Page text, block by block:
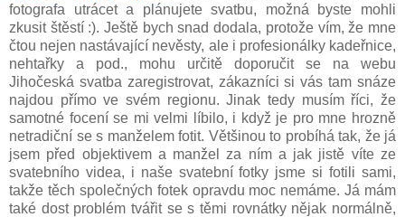
fotografa utrácet a plánujete svatbu, možná byste mohli
zkusit štěstí :). Ještě bych snad dodala, protože vím, že mne
čtou nejen nastávající nevěsty, ale i profesionálky kadeřnice,
nehtařky a pod., mohu určitě doporučit se na webu
Jihočeská svatba zaregistrovat, zákazníci si vás tam snáze
najdou přímo ve svém regionu. Jinak tedy musím říci, že
samotné focení se mi velmi líbilo, i když je pro mne hrozně
netradiční se s manželem fotit. Většinou to probíhá tak, že já
jsem před objektivem a manžel za ním a jak jistě víte ze
svatebního videa, i naše svatební fotky jsme si fotili sami,
takže těch společných fotek opravdu moc nemáme. Já mám
také dost problém tvářit se s těmi rovnátky nějak normálně,